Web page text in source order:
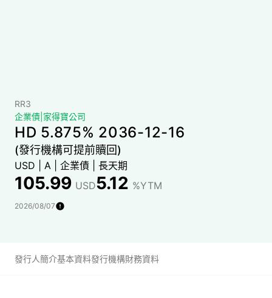
RR3
企業債 家得寶公司
HD 5.875% 2036-12-16
(發行機構可提前贖回)
USD A 企業債 長天期
105.99 USD
2026/08/07
5.12 %YTM
發行人簡介基本資料發行機構財務資料